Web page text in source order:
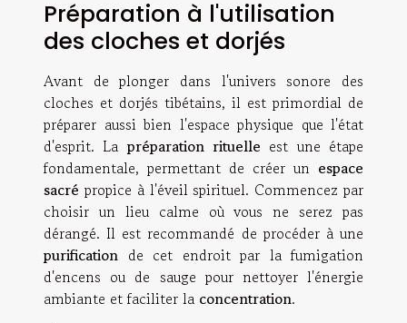
Préparation à l'utilisation
des cloches et dorjés
Avant de plonger dans l'univers sonore des
cloches et dorjés tibétains, il est primordial de
préparer aussi bien l'espace physique que l'état
d'esprit. La préparation rituelle est une étape
fondamentale, permettant de créer un espace
sacré propice à l'éveil spirituel. Commencez par
choisir un lieu calme où vous ne serez pas
dérangé. Il est recommandé de procéder à une
purification de cet endroit par la fumigation
d'encens ou de sauge pour nettoyer l'énergie
ambiante et faciliter la concentration.